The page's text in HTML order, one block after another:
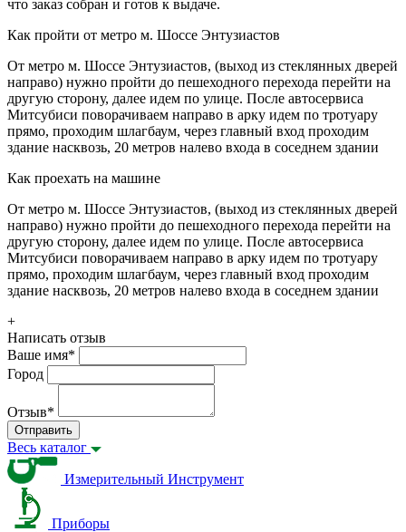
что заказ собран и готов к выдаче.
Как пройти от метро м. Шоссе Энтузиастов
От метро м. Шоссе Энтузиастов, (выход из стеклянных дверей
направо) нужно пройти до пешеходного перехода перейти на
другую сторону, далее идем по улице. После автосервиса
Митсубиси поворачиваем направо в арку идем по тротуару
прямо, проходим шлагбаум, через главный вход проходим
здание насквозь, 20 метров налево входа в соседнем здании
Как проехать на машине
От метро м. Шоссе Энтузиастов, (выход из стеклянных дверей
направо) нужно пройти до пешеходного перехода перейти на
другую сторону, далее идем по улице. После автосервиса
Митсубиси поворачиваем направо в арку идем по тротуару
прямо, проходим шлагбаум, через главный вход проходим
здание насквозь, 20 метров налево входа в соседнем здании
+
Написать отзыв
Ваше имя*
Город
Отзыв*
Отправить
Весь каталог
Измерительный Инструмент
Приборы